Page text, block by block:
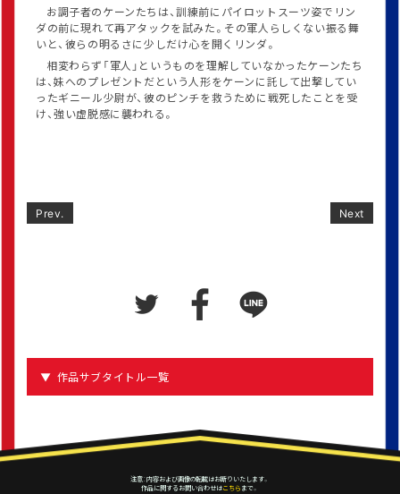
お調子者のケーンたちは、訓練前にパイロットスーツ姿でリン
ダの前に現れて再アタックを試みた。その軍人らしくない振る舞
いと、彼らの明るさに少しだけ心を開くリンダ。
相変わらず「軍人」というものを理解していなかったケーンたち
は、妹へのプレゼントだという人形をケーンに託して出撃してい
ったギニール少尉が、彼のピンチを救うために戦死したことを受
け、強い虚脱感に襲われる。
Prev. Next
作品サブタイトル一覧
注意：内容および画像の転載はお断りいたします。
作品に関するお問い合わせはこちら まで。